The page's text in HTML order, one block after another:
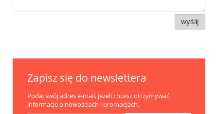
wyślij
Zapisz się do newslettera
Podaj swój adres e-mail, jeżeli chcesz otrzymywać
informacje o nowościach i promocjach.